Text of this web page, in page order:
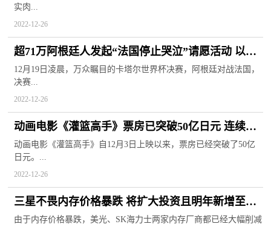
实肉...
2022-12-26
超71万阿根廷人发起“法国停止哭泣”请愿活动 以此
回击重踢世界杯要求
12月19日凌晨，万众瞩目的卡塔尔世界杯决赛，阿根廷对战法国，
决赛...
2022-12-26
动画电影《灌篮高手》票房已突破50亿日元 连续四
周观影人数第一
动画电影《灌篮高手》自12月3日上映以来，票房已经突破了50亿
日元。...
2022-12-26
三星不畏内存价格暴跌 将扩大投资且明年新增至少
10台EUV光刻机
由于内存价格暴跌，美光、SK海力士两家内存厂商都已经大幅削减